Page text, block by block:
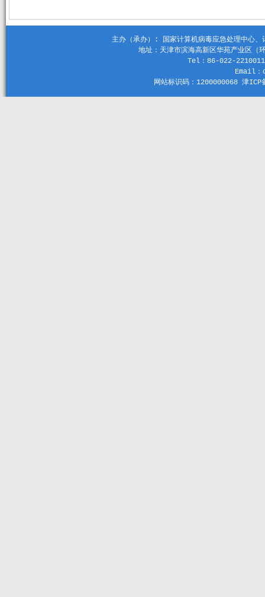
主办（承办）: 国家计算机病毒应急处理中心
地址：天津市滨海高新区华苑产业区
Tel：86-022-
Email
网站标识码：1200000068 津